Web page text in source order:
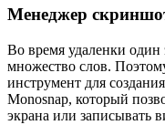
Менеджер
Во время удаленки
множество слов.
инструмент для
Monosnap, который
экрана или записывать